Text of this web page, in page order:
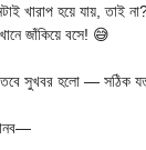
খারাপ হয়ে যায়, তাই
জাঁকিয়ে বসে! 😅
সুখবর হলো — সঠিক